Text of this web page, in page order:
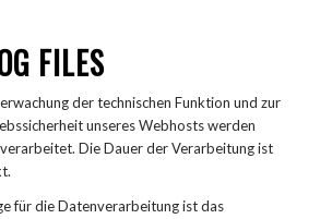
FILES
der technischen Funktion und zur
unseres Webhosts werden
Die Dauer der Verarbeitung ist
für die Datenverarbeitung ist das